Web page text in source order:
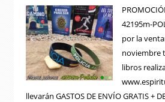
42195m-
por la
noviembre
libros
llevarán GASTOS DE ENVÍO GRATIS +